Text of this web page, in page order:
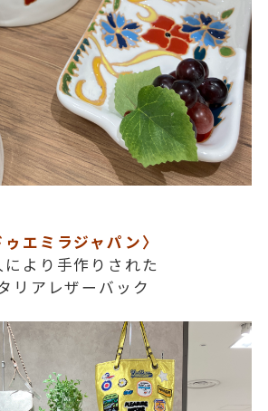
ゥエミラジャパン〉
により手作りされた
リアレザーバック